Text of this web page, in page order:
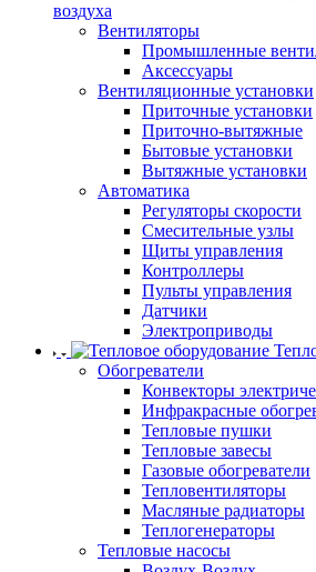
воздуха
Вентиляторы
Промышленные
Аксессуары
Вентиляционные установки
Приточные установки
Приточно-вытяжные
Бытовые установки
Вытяжные установки
Автоматика
Регуляторы скорости
Смесительные узлы
Щиты управления
Контроллеры
Пульты управления
Датчики
Электроприводы
Обогреватели
Конвекторы
Инфракрасные
Тепловые пушки
Тепловые завесы
Газовые обогреватели
Тепловентиляторы
Масляные радиаторы
Теплогенераторы
Тепловые насосы